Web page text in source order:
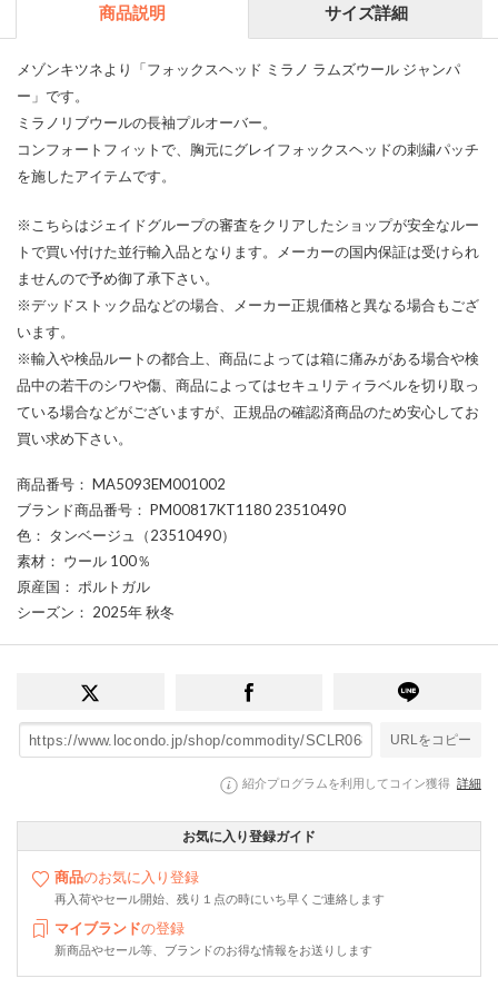
商品説明 サイズ詳細
メゾンキツネより「フォックスヘッド ミラノ ラムズウール ジャンパ
ー」です。
ミラノリブウールの長袖プルオーバー。
コンフォートフィットで、胸元にグレイフォックスヘッドの刺繍パッチ
を施したアイテムです。
※こちらはジェイドグループの審査をクリアしたショップが安全なルー
トで買い付けた並行輸入品となります。メーカーの国内保証は受けられ
ませんので予め御了承下さい。
※デッドストック品などの場合、メーカー正規価格と異なる場合もござ
います。
※輸入や検品ルートの都合上、商品によっては箱に痛みがある場合や検
品中の若干のシワや傷、商品によってはセキュリティラベルを切り取っ
ている場合などがございますが、正規品の確認済商品のため安心してお
買い求め下さい。
商品番号 ： MA5093EM001002
ブランド商品番号 ： PM00817KT1180 23510490
色 ： タンベージュ（23510490）
素材 ： ウール 100％
原産国 ： ポルトガル
シーズン ： 2025年 秋冬
URLをコピー
紹介プログラムを利用してコイン獲得 詳細
お気に入り登録ガイド
商品のお気に入り登録
再入荷やセール開始、残り１点の時にいち早くご連絡します
マイブランドの登録
新商品やセール等、ブランドのお得な情報をお送りします